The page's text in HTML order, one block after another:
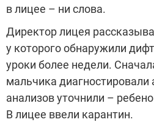
в лицее – ни слова.
Директор лицея
у которого обнаружили
уроки более недели.
мальчика диагностировали
анализов уточнили –
В лицее ввели карантин.